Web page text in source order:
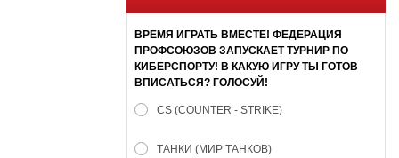
ВРЕМЯ ИГРАТЬ ВМЕСТЕ! ФЕДЕРАЦИЯ
ПРОФСОЮЗОВ ЗАПУСКАЕТ ТУРНИР ПО
КИБЕРСПОРТУ! В КАКУЮ ИГРУ ТЫ ГОТОВ
ВПИСАТЬСЯ? ГОЛОСУЙ!
CS (COUNTER - STRIKE)
ТАНКИ (МИР ТАНКОВ)